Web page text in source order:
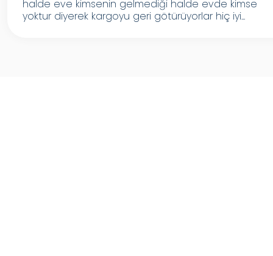
halde eve kimsenin gelmediği halde evde kimse
yoktur diyerek kargoyu geri götürüyorlar hiç iyi...